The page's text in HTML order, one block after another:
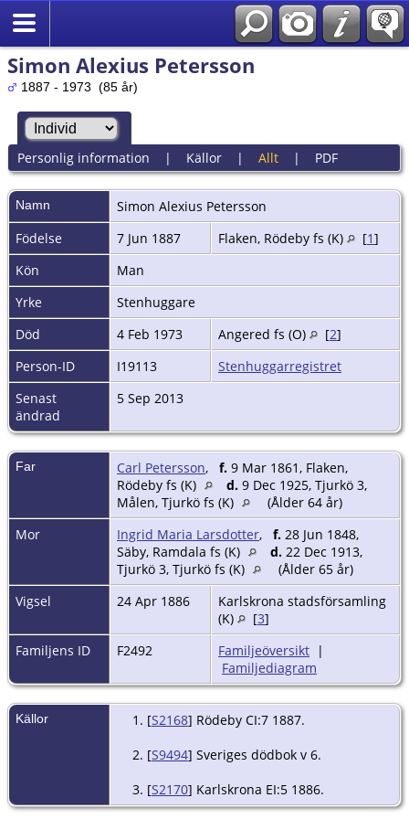
Simon Alexius Petersson
1887 - 1973 (85 år)
Personlig information | Källor| Allt| PDF
Namn Simon Alexius Petersson
Födelse
7 Jun 1887 Flaken, Rödeby fs (K) [1]
Kön
Man
Yrke
Stenhuggare
Död
4 Feb 1973 Angered fs (O) [2]
Person-ID
I19113
Stenhuggarregistret
Senast
ändrad
5 Sep 2013
Far Carl Petersson, f. 9 Mar 1861, Flaken,
Rödeby fs (K)
d. 9 Dec 1925, Tjurkö 3,
Målen, Tjurkö fs (K)
(Ålder 64 år)
Mor
Ingrid Maria Larsdotter, f. 28 Jun 1848,
Säby, Ramdala fs (K)
d. 22 Dec 1913,
Tjurkö 3, Tjurkö fs (K)
(Ålder 65 år)
Vigsel
24 Apr 1886
Karlskrona stadsförsamling
(K)
[3]
Familjens ID
F2492 Familjeöversikt |
Familjediagram
Källor [S2168] Rödeby CI:7 1887.
[S9494] Sveriges dödbok v 6.
[S2170] Karlskrona EI:5 1886.